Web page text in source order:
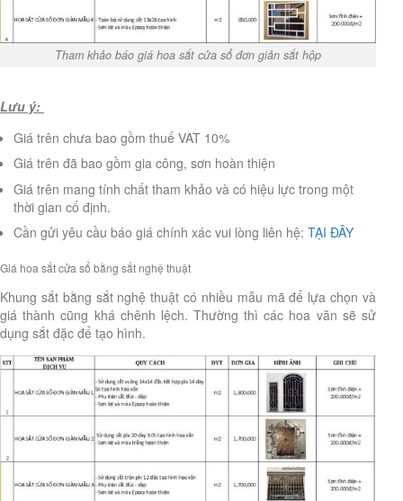
Tham khảo báo giá hoa sắt cửa sổ đơn giản sắt hộp
Lưu ý:
Giá trên chưa bao gồm thuế VAT 10%
Giá trên đã bao gồm gia công, sơn hoàn thiện
Giá trên mang tính chất tham khảo và có hiệu lực trong một
thời gian cố định.
Cần gửi yêu cầu báo giá chính xác vui lòng liên hệ: TẠI ĐÂY
Giá hoa sắt cửa sổ bằng sắt nghệ thuật
Khung sắt bằng sắt nghệ thuật có nhiều mẫu mã để lựa chọn và
giá thành cũng khá chênh lệch. Thường thì các hoa văn sẽ sử
dụng sắt đặc để tạo hình.